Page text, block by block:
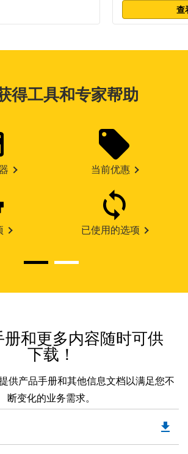
查
得工具和专家帮助
当前优惠
已使用的选项
册和更多内容随时可供
下载！
供产品手册和其他信息文档以满足您不
断变化的业务需求。
file_download